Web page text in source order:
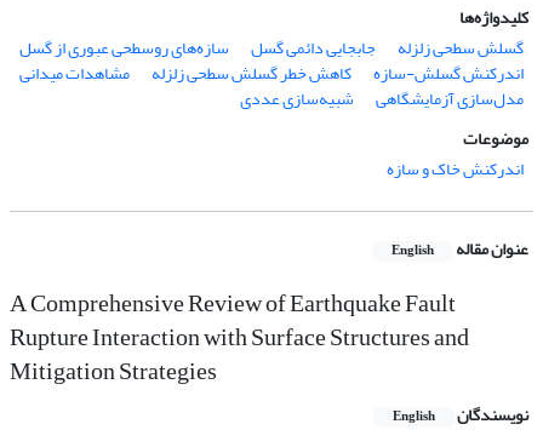
کلیدواژه‌ها
گسلش سطحی زلزله
جابجایی دائمی گسل سازه‌های روسطحی عبوری از گسل
اندرکنش گسلش-سازه کاهش خطر گسلش سطحی زلزله مشاهدات میدانی
مدل‌سازی آزمایشگاهی
شبیه‌سازی عددی
موضوعات
اندرکنش خاک و سازه
عنوان مقاله English
A Comprehensive Review of Earthquake Fault
Rupture Interaction with Surface Structures and
Mitigation Strategies
نویسندگان English